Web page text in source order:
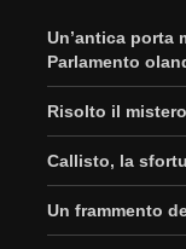
Un’antica porta
Parlamento
Risolto il
Callisto, la
Un frammento